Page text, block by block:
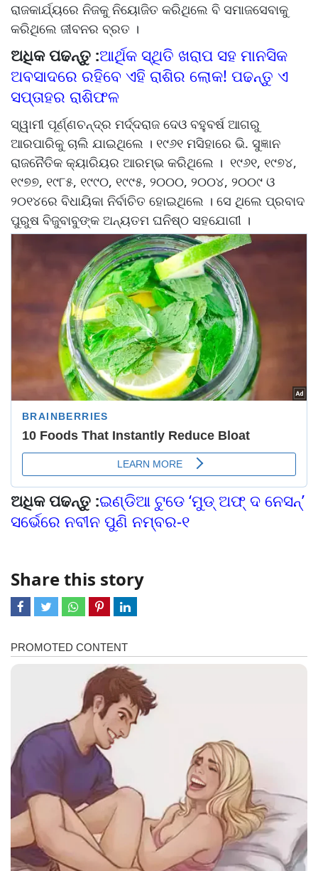
ରାଜକାର୍ଯ୍ୟରେ ନିଜକୁ ନିୟୋଜିତ କରିଥିଲେ ବି ସମାଜସେବାକୁ
କରିଥିଲେ ଜୀବନର ବ୍ରତ ।
ଅଧିକ ପଢନ୍ତୁ :ଆର୍ଥିକ ସ୍ଥିତି ଖରାପ ସହ ମାନସିକ
ଅବସାଦରେ ରହିବେ ଏହି ରାଶିର ଲୋକ! ପଢନ୍ତୁ ଏ
ସପ୍ତାହର ରାଶିଫଳ
ସ୍ୱାମୀ ପୂର୍ଣ୍ଣଚନ୍ଦ୍ର ମର୍ଦ୍ଦରାଜ ଦେଓ ବହୁବର୍ଷ ଆଗରୁ
ଆରପାରିକୁ ଚାଲି ଯାଇଥିଲେ । ୧୯୬୧ ମସିହାରେ ଭି. ସୁଜ୍ଞାନ
ରାଜନୈତିକ କ୍ୟାରିୟର ଆରମ୍ଭ କରିଥିଲେ । ୧୯୬୧, ୧୯୭୪,
୧୯୭୭, ୧୯୮୫, ୧୯୯୦, ୧୯୯୫, ୨୦୦୦, ୨୦୦୪, ୨୦୦୯ ଓ
୨୦୧୪ରେ ବିଧାୟିକା ନିର୍ବାଚିତ ହୋଇଥିଲେ । ସେ ଥିଲେ ପ୍ରବାଦ
ପୁରୁଷ ବିଜୁବାବୁଙ୍କ ଅନ୍ୟତମ ଘନିଷ୍ଠ ସହଯୋଗୀ ।
ଅଧିକ ପଢନ୍ତୁ :ଇଣ୍ଡିଆ ଟୁଡେ ‘ମୁଡ୍‌ ଅଫ୍‌ ଦ ନେସନ୍‌’
ସର୍ଭେରେ ନବୀନ ପୁଣି ନମ୍ବର-୧
Share this story